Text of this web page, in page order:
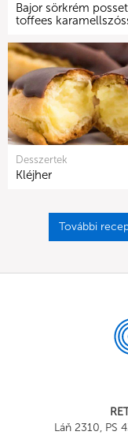
Bajor sörkrém
toffees
Desszertek
Kléjher
További
Láň 2310, PS